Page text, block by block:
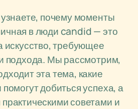
почему моменты
в люди candid — это
искусство, требующее
подхода. Мы рассмотрим,
эта тема, какие
добиться успеха, а
советами и